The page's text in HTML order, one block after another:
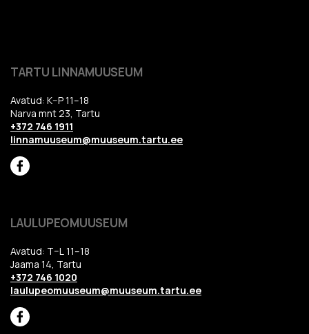
TARTU LINNAMUUSEUM
Avatud: K–P 11–18
Narva mnt 23, Tartu
+372 746 1911
linnamuuseum@muuseum.tartu.ee
LAULUPEOMUUSEUM
Avatud: T–L 11–18
Jaama 14, Tartu
+372 746 1020
laulupeomuuseum@muuseum.tartu.ee